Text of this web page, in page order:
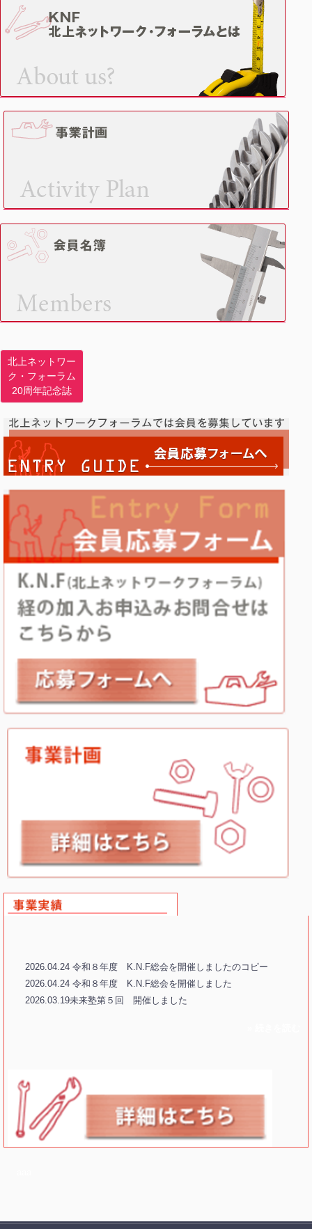
北上ネットワー
ク・フォーラム
20周年記念誌
2026.04.24 令和８年度 K.N.F総会を開催しましたのコピー
2026.04.24 令和８年度 K.N.F総会を開催しました
2026.03.19未来塾第５回 開催しました